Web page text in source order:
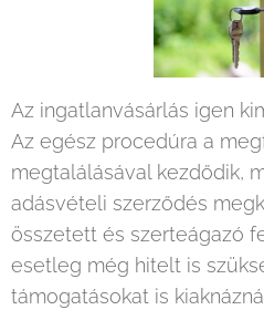
Az ingatlanvásárlás igen
Az egész procedúra a
megtalálásával kezdődik,
adásvételi szerződés
összetett és szerteágazó
esetleg még hitelt is
támogatásokat is